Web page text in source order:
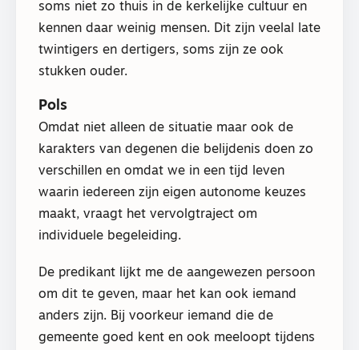
soms niet zo thuis in de kerkelijke cultuur en
kennen daar weinig mensen. Dit zijn veelal late
twintigers en dertigers, soms zijn ze ook
stukken ouder.
Pols
Omdat niet alleen de situatie maar ook de
karakters van degenen die belijdenis doen zo
verschillen en omdat we in een tijd leven
waarin iedereen zijn eigen autonome keuzes
maakt, vraagt het vervolgtraject om
individuele begeleiding.
De predikant lijkt me de aangewezen persoon
om dit te geven, maar het kan ook iemand
anders zijn. Bij voorkeur iemand die de
gemeente goed kent en ook meeloopt tijdens